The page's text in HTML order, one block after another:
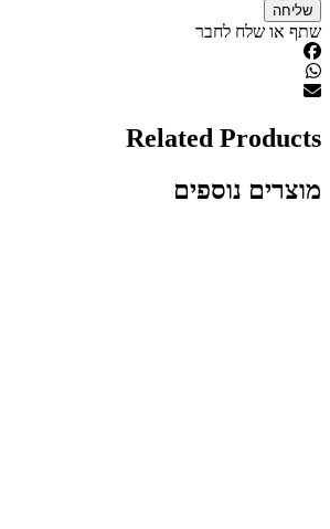
שליחה
שתף או שלח לחבר
Related Products
מוצרים נוספים